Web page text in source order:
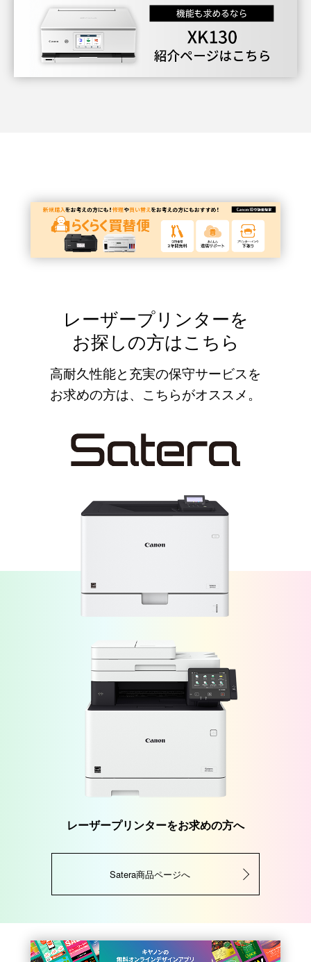
レーザープリンターを
お探しの方はこちら
高耐久性能と充実の保守サービスを
お求めの方は、こちらがオススメ。
レーザープリンターをお求めの方へ
Satera商品ページへ